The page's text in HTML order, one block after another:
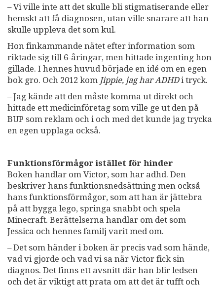
– Vi ville inte att det skulle bli stigmatiserande eller
hemskt att få diagnosen, utan ville snarare att han
skulle uppleva det som kul.
Hon finkammande nätet efter information som
riktade sig till 6-åringar, men hittade ingenting hon
gillade. I hennes huvud började en idé om en egen
bok gro. Och 2012 kom Jippie, jag har ADHDi tryck.
– Jag kände att den måste komma ut direkt och
hittade ett medicinföretag som ville ge ut den på
BUP som reklam och i och med det kunde jag trycka
en egen upplaga också.
Funktionsförmågor istället för hinder
Boken handlar om Victor, som har adhd. Den
beskriver hans funktionsnedsättning men också
hans funktionsförmågor, som att han är jättebra
på att bygga lego, springa snabbt och spela
Minecraft. Berättelserna handlar om det som
Jessica och hennes familj varit med om.
– Det som händer i boken är precis vad som hände,
vad vi gjorde och vad vi sa när Victor fick sin
diagnos. Det finns ett avsnitt där han blir ledsen
och det är viktigt att prata om att det är tufft och